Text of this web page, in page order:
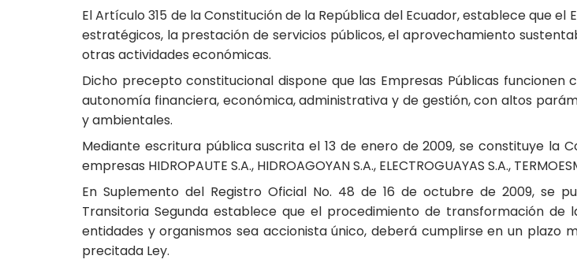
El Artículo 315 de la Constitución de la República del Ecuador, establece que
estratégicos, la prestación de servicios públicos, el aprovechamiento
otras actividades económicas.
Dicho precepto constitucional dispone que las Empresas Públicas funcionen
autonomía financiera, económica, administrativa y de gestión, con altos
y ambientales.
Mediante escritura pública suscrita el 13 de enero de 2009, se constituye la
empresas HIDROPAUTE S.A., HIDROAGOYAN S.A., ELECTROGUAYAS S.A.,
En Suplemento del Registro Oficial No. 48 de 16 de octubre de 2009, se
Transitoria Segunda establece que el procedimiento de transformación de
entidades y organismos sea accionista único, deberá cumplirse en un
precitada Ley.